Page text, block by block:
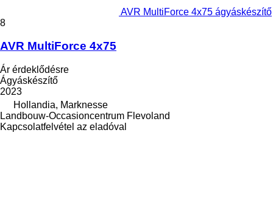
AVR MultiForce 4x75 ágyáskészítő
8
AVR MultiForce 4x75
Ár érdeklődésre
Ágyáskészítő
2023
Hollandia, Marknesse
Landbouw-Occasioncentrum Flevoland
Kapcsolatfelvétel az eladóval